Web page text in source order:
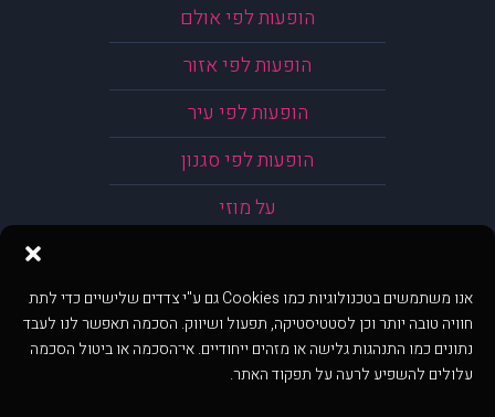
אנו משתמשים בטכנולוגיות כמו Cookies גם ע"י צדדים שלישיים כדי לתת
חוויה טובה יותר וכן לסטטיסטיקה, תפעול ושיווק. הסכמה תאפשר לנו לעבד
נתונים כמו התנהגות גלישה או מזהים ייחודיים. אי־הסכמה או ביטול הסכמה
עלולים להשפיע לרעה על תפקוד האתר.
הופעות לפי אולם
הופעות לפי אזור
הופעות לפי עיר
הופעות לפי סגנון
על מוזי